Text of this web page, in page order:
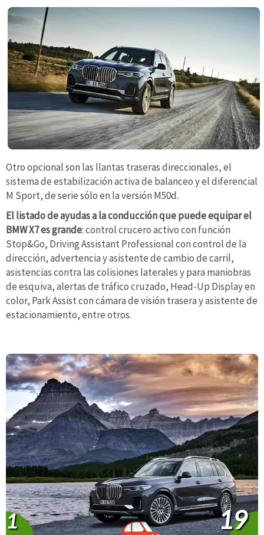
Otro opcional son las llantas traseras direccionales, el
sistema de estabilización activa de balanceo y el diferencial
M Sport, de serie sólo en la versión M50d.
El listado de ayudas a la conducción que puede equipar el
BMW X7 es grande: control crucero activo con función
Stop&Go, Driving Assistant Professional con control de la
dirección, advertencia y asistente de cambio de carril,
asistencias contra las colisiones laterales y para maniobras
de esquiva, alertas de tráfico cruzado, Head-Up Display en
color, Park Assist con cámara de visión trasera y asistente de
estacionamiento, entre otros.
1 19